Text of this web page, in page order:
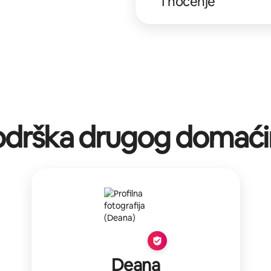
drugog
Deana